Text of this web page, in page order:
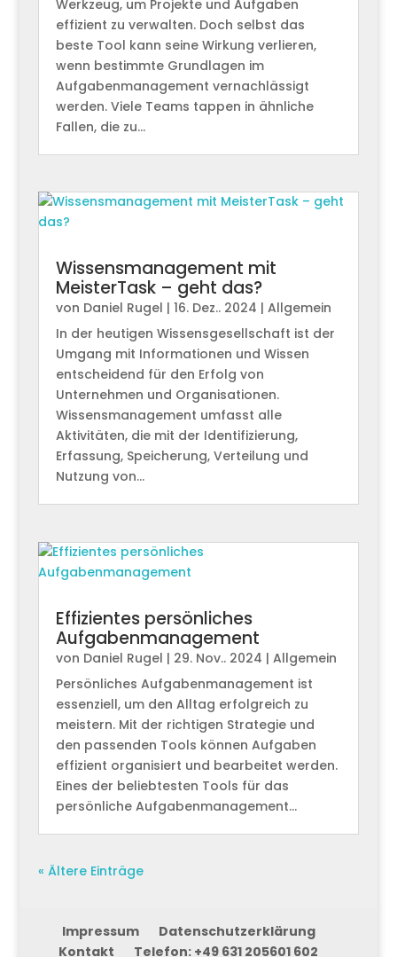
Werkzeug, um Projekte und Aufgaben
effizient zu verwalten. Doch selbst das
beste Tool kann seine Wirkung verlieren,
wenn bestimmte Grundlagen im
Aufgabenmanagement vernachlässigt
werden. Viele Teams tappen in ähnliche
Fallen, die zu...
Wissensmanagement mit
MeisterTask – geht das?
von Daniel Rugel | 16. Dez.. 2024 | Allgemein
In der heutigen Wissensgesellschaft ist der
Umgang mit Informationen und Wissen
entscheidend für den Erfolg von
Unternehmen und Organisationen.
Wissensmanagement umfasst alle
Aktivitäten, die mit der Identifizierung,
Erfassung, Speicherung, Verteilung und
Nutzung von...
Effizientes persönliches
Aufgabenmanagement
von Daniel Rugel | 29. Nov.. 2024 | Allgemein
Persönliches Aufgabenmanagement ist
essenziell, um den Alltag erfolgreich zu
meistern. Mit der richtigen Strategie und
den passenden Tools können Aufgaben
effizient organisiert und bearbeitet werden.
Eines der beliebtesten Tools für das
persönliche Aufgabenmanagement...
« Ältere Einträge
Impressum
Datenschutzerklärung
Kontakt
Telefon: +49 631 205601 602